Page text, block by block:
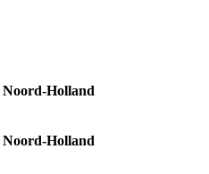
Noord-Holland
Noord-Holland